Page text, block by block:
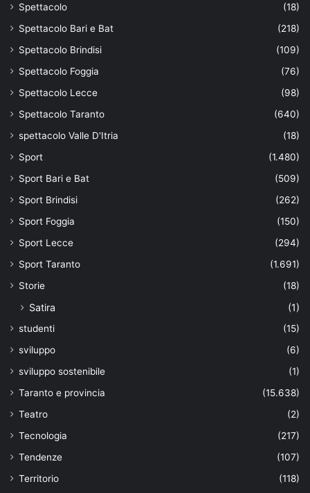
Spettacolo
(18)
Spettacolo Bari e Bat
(218)
Spettacolo Brindisi
(109)
Spettacolo Foggia
(76)
Spettacolo Lecce
(98)
Spettacolo Taranto
(640)
spettacolo Valle D'Itria
(18)
Sport
(1.480)
Sport Bari e Bat
(509)
Sport Brindisi
(262)
Sport Foggia
(150)
Sport Lecce
(294)
Sport Taranto
(1.691)
Storie
(18)
Satira (1)
studenti
(15)
sviluppo
(6)
sviluppo sostenibile
(1)
Taranto e provincia
(15.638)
Teatro
(2)
Tecnologia
(217)
Tendenze
(107)
Territorio
(118)